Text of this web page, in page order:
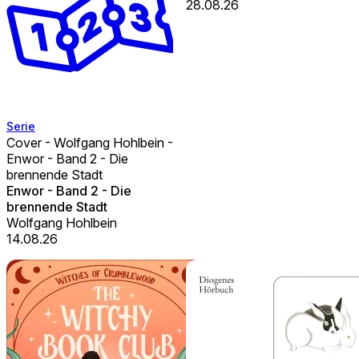
Serie
Cover - Wolfgang Hohlbein -
Enwor - Band 2 - Die
brennende Stadt
Enwor - Band 2 - Die
brennende Stadt
Wolfgang Hohlbein
14.08.26
28.08.26